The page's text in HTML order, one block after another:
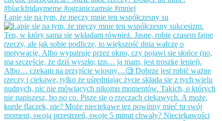
Łapię się na tym, że męczy mnie ten współczesny su